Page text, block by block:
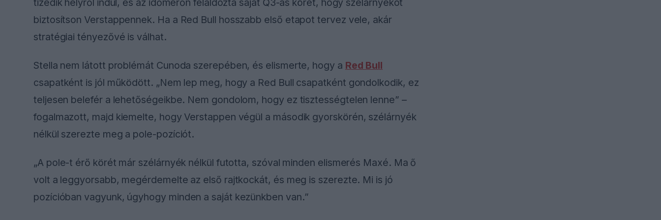
tizedik helyről indul, és az időmérőn feláldozta saját Q3-as körét, hogy szélárnyékot
biztosítson Verstappennek. Ha a Red Bull hosszabb első etapot tervez vele, akár
stratégiai tényezővé is válhat.
Stella nem látott problémát Cunoda szerepében, és elismerte, hogy a Red Bull
csapatként is jól működött. „Nem lep meg, hogy a Red Bull csapatként gondolkodik, ez
teljesen belefér a lehetőségeikbe. Nem gondolom, hogy ez tisztességtelen lenne” –
fogalmazott, majd kiemelte, hogy Verstappen végül a második gyorskörén, szélárnyék
nélkül szerezte meg a pole-pozíciót.
„A pole-t érő körét már szélárnyék nélkül futotta, szóval minden elismerés Maxé. Ma ő
volt a leggyorsabb, megérdemelte az első rajtkockát, és meg is szerezte. Mi is jó
pozícióban vagyunk, úgyhogy minden a saját kezünkben van.”